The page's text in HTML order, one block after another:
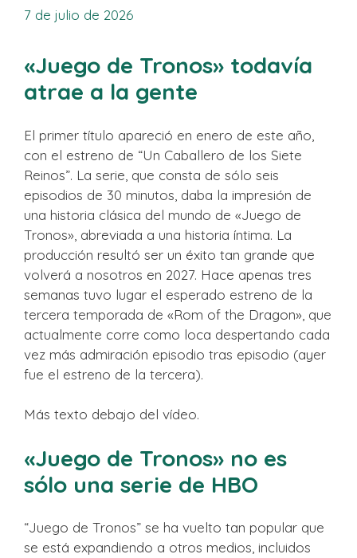
7 de julio de 2026
«Juego de Tronos» todavía
atrae a la gente
El primer título apareció en enero de este año,
con el estreno de “Un Caballero de los Siete
Reinos”. La serie, que consta de sólo seis
episodios de 30 minutos, daba la impresión de
una historia clásica del mundo de «Juego de
Tronos», abreviada a una historia íntima. La
producción resultó ser un éxito tan grande que
volverá a nosotros en 2027. Hace apenas tres
semanas tuvo lugar el esperado estreno de la
tercera temporada de «Rom of the Dragon», que
actualmente corre como loca despertando cada
vez más admiración episodio tras episodio (ayer
fue el estreno de la tercera).
Más texto debajo del vídeo.
«Juego de Tronos» no es
sólo una serie de HBO
“Juego de Tronos” se ha vuelto tan popular que
se está expandiendo a otros medios, incluidos